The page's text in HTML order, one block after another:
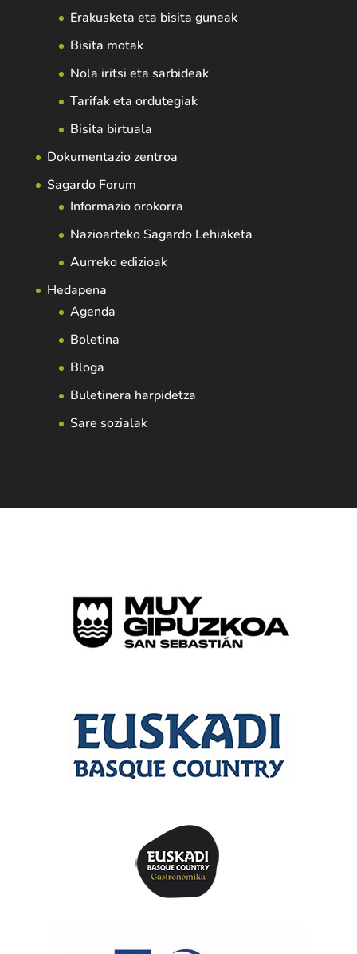
Erakusketa eta bisita guneak
Bisita motak
Nola iritsi eta sarbideak
Tarifak eta ordutegiak
Bisita birtuala
Dokumentazio zentroa
Sagardo Forum
Informazio orokorra
Nazioarteko Sagardo Lehiaketa
Aurreko edizioak
Hedapena
Agenda
Boletina
Bloga
Buletinera harpidetza
Sare sozialak